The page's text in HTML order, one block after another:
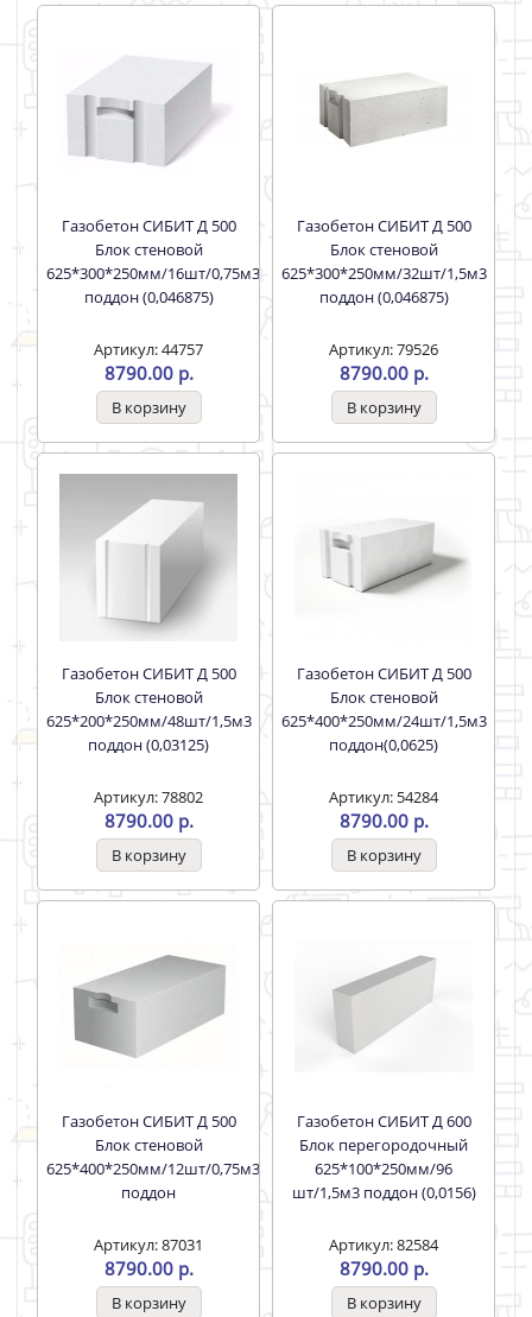
Газобетон СИБИТ Д 500
Блок стеновой
625*300*250мм/16шт/0,75м3
поддон (0,046875)
Артикул: 44757
8790.00 р.
Газобетон СИБИТ Д 500
Блок стеновой
625*300*250мм/32шт/1,5м3
поддон (0,046875)
Артикул: 79526
8790.00 р.
Газобетон СИБИТ Д 500
Блок стеновой
625*200*250мм/48шт/1,5м3
поддон (0,03125)
Артикул: 78802
8790.00 р.
Газобетон СИБИТ Д 500
Блок стеновой
625*400*250мм/24шт/1,5м3
поддон(0,0625)
Артикул: 54284
8790.00 р.
Газобетон СИБИТ Д 500
Блок стеновой
625*400*250мм/12шт/0,75м3
поддон
Артикул: 87031
8790.00 р.
Газобетон СИБИТ Д 600
Блок перегородочный
625*100*250мм/96
шт/1,5м3 поддон (0,0156)
Артикул: 82584
8790.00 р.